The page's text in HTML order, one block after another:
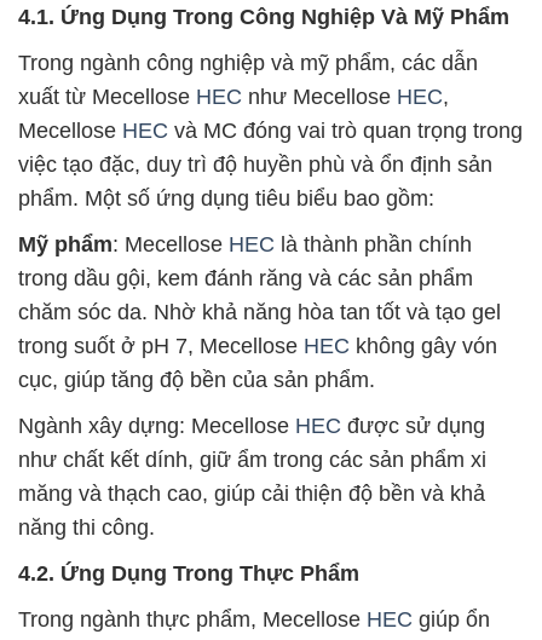
4.1. Ứng Dụng Trong Công Nghiệp Và Mỹ Phẩm
Trong ngành công nghiệp và mỹ phẩm, các dẫn
xuất từ Mecellose HEC như Mecellose HEC,
Mecellose HEC và MC đóng vai trò quan trọng trong
việc tạo đặc, duy trì độ huyền phù và ổn định sản
phẩm. Một số ứng dụng tiêu biểu bao gồm:
Mỹ phẩm: Mecellose HEC là thành phần chính
trong dầu gội, kem đánh răng và các sản phẩm
chăm sóc da. Nhờ khả năng hòa tan tốt và tạo gel
trong suốt ở pH 7, Mecellose HEC không gây vón
cục, giúp tăng độ bền của sản phẩm.
Ngành xây dựng: Mecellose HEC được sử dụng
như chất kết dính, giữ ẩm trong các sản phẩm xi
măng và thạch cao, giúp cải thiện độ bền và khả
năng thi công.
4.2. Ứng Dụng Trong Thực Phẩm
Trong ngành thực phẩm, Mecellose HEC giúp ổn